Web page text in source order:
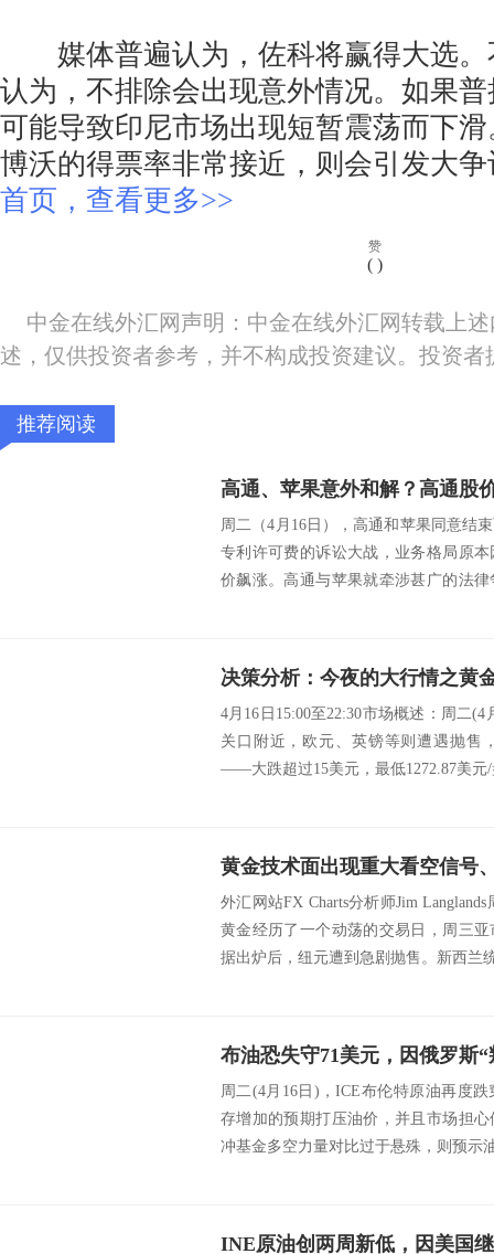
媒体普遍认为，佐科将赢得大选。
认为，不排除会出现意外情况。如果
可能导致印尼市场出现短暂震荡而下
博沃的得票率非常接近，则会引发大
首页，查看更多>>
赞
( )
中金在线外汇网声明：中金在线外汇网转载上
述，仅供投资者参考，并不构成投资建议。投资
推荐阅读
周二（4月16日），高通和苹果同意结
专利许可费的诉讼大战，业务格局原
价飙涨。高通与苹果就牵涉甚广的法
4月16日15:00至22:30市场概述：周二
关口附近，欧元、英镑等则遭遇抛售
——大跌超过15美元，最低1272.87美
外汇网站FX Charts分析师Jim
黄金经历了一个动荡的交易日，周三
据出炉后，纽元遭到急剧抛售。新西兰
周二(4月16日)，ICE布伦特原油再度
存增加的预期打压油价，并且市场担
冲基金多空力量对比过于悬殊，则预示